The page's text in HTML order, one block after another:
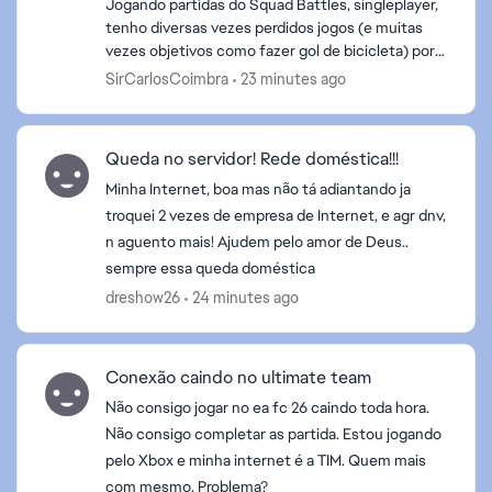
Jogando partidas do Squad Battles, singleplayer,
tenho diversas vezes perdidos jogos (e muitas
vezes objetivos como fazer gol de bicicleta) por
que acusa "perda de conexão". Porém a internet é
SirCarlosCoimbra 23 minutes ago
Queda no servidor! Rede doméstica!!!
Minha Internet, boa mas não tá adiantando ja
troquei 2 vezes de empresa de Internet, e agr dnv,
n aguento mais! Ajudem pelo amor de Deus..
sempre essa queda doméstica
dreshow26
24 minutes ago
Conexão caindo no ultimate team
Não consigo jogar no ea fc 26 caindo toda hora.
Não consigo completar as partida. Estou jogando
pelo Xbox e minha internet é a TIM. Quem mais
com mesmo. Problema?